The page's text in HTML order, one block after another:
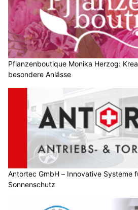
Pflanzenboutique Monika Herzog:
besondere Anlässe
Antortec GmbH – Innovative Systeme
Sonnenschutz